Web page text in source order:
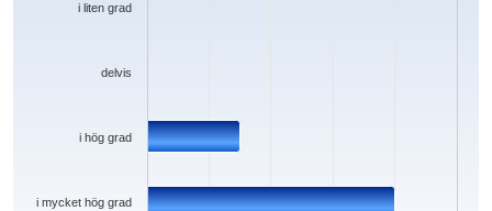
i mycket hög grad
i hög grad
delvis
i liten grad